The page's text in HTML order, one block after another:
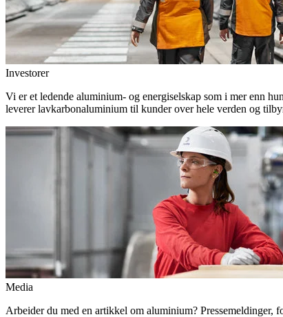
Investorer
Vi er et ledende aluminium- og energiselskap som i mer enn
leverer lavkarbonaluminium til kunder over hele verden og
Media
Arbeider du med en artikkel om aluminium? Pressemeldinger,